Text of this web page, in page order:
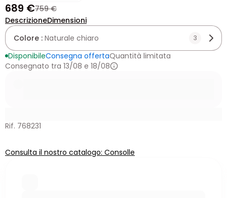
689 €759 €
DescrizioneDimensioni
Colore : Naturale chiaro 3
DisponibileConsegna offertaQuantità limitata
Consegnato tra 13/08 e 18/08
Rif. 768231
Consulta il nostro catalogo: Consolle